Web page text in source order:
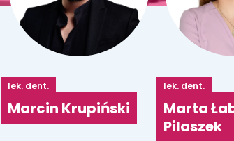
lek. dent.
Marcin Krupiński
lek. dent.
Marta
Pilaszek